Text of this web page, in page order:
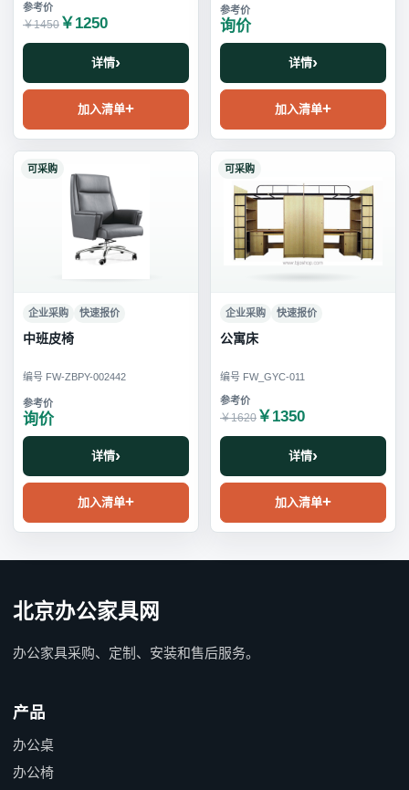
￥1450 ￥1250
详情
加入清单
询价
详情
加入清单
可采购
企业采购 快速报价
中班皮椅
编号 FW-ZBPY-002442
询价
详情
加入清单
可采购
企业采购 快速报价
公寓床
编号 FW_GYC-011
￥1620 ￥1350
详情
加入清单
北京办公家具网
办公家具采购、定制、安装和售后服务。
产品
办公桌
办公椅